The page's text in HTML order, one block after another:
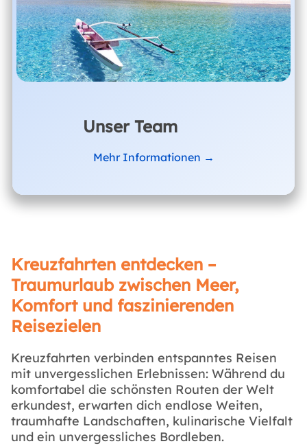
Unser Team
Mehr Informationen →
Kreuzfahrten entdecken –
Traumurlaub zwischen Meer,
Komfort und faszinierenden
Reisezielen
Kreuzfahrten verbinden entspanntes Reisen
mit unvergesslichen Erlebnissen: Während du
komfortabel die schönsten Routen der Welt
erkundest, erwarten dich endlose Weiten,
traumhafte Landschaften, kulinarische Vielfalt
und ein unvergessliches Bordleben.